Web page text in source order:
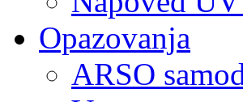
Opazovanja
ARSO